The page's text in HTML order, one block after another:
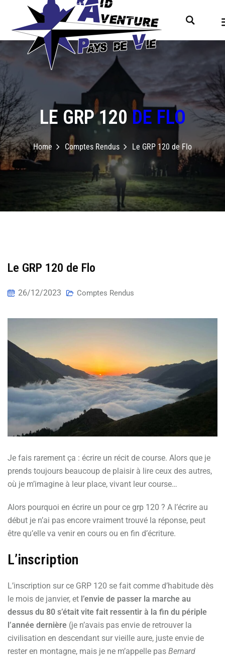
LE GRP 120 DE FLO
Home Comptes Rendus Le GRP 120 de Flo
Le GRP 120 de Flo
26/12/2023 Comptes Rendus
Je fais rarement ça : écrire un récit de course. Alors que je
prends toujours beaucoup de plaisir à lire ceux des autres,
où je m’imagine à leur place, vivant leur course…
Alors pourquoi en écrire un pour ce grp 120 ? A l’écrire au
début je n’ai pas encore vraiment trouvé la réponse, peut
être qu’elle va venir en cours ou en fin d’écriture.
L’inscription
L’inscription sur ce GRP 120 se fait comme d’habitude dès
le mois de janvier, et l’envie de passer la marche au
dessus du 80 s’était vite fait ressentir à la fin du périple
l’année dernière (je n’avais pas envie de retrouver la
civilisation en descendant sur vieille aure, juste envie de
rester en montagne, mais je ne m’appelle pas Bernard